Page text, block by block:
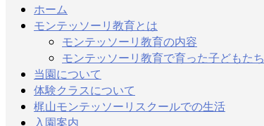
ホーム
モンテッソーリ教育とは
モンテッソーリ教育の内容
モンテッソーリ教育で育った子どもたち
当園について
体験クラスについて
梶山モンテッソーリスクールでの生活
入園案内